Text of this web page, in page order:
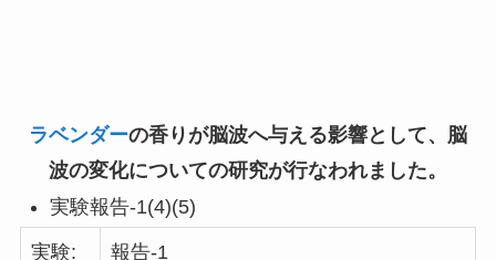
ラベンダーの香りが脳波へ与える影響として、脳
波の変化についての研究が行なわれました。
実験報告-1(4)(5)
実験: 報告-1